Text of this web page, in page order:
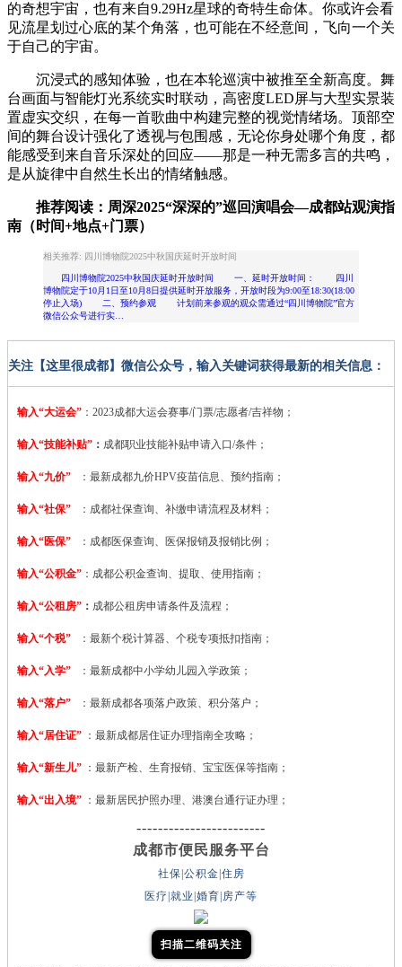
的奇想宇宙，也有来自9.29Hz星球的奇特生命体。你或许会看
见流星划过心底的某个角落，也可能在不经意间，飞向一个关
于自己的宇宙。
沉浸式的感知体验，也在本轮巡演中被推至全新高度。舞
台画面与智能灯光系统实时联动，高密度LED屏与大型实景装
置虚实交织，在每一首歌曲中构建完整的视觉情绪场。顶部空
间的舞台设计强化了透视与包围感，无论你身处哪个角度，都
能感受到来自音乐深处的回应——那是一种无需多言的共鸣，
是从旋律中自然生长出的情绪触感。
推荐阅读：周深2025“深深的”巡回演唱会—成都站观演指
南（时间+地点+门票）
相关推荐: 四川博物院2025中秋国庆延时开放时间
四川博物院2025中秋国庆延时开放时间 一、延时开放时间： 四川
博物院定于10月1日至10月8日提供延时开放服务，开放时段为9:00至18:30(18:00
停止入场) 二、预约参观 计划前来参观的观众需通过“四川博物院”官方
微信公众号进行实…
关注【这里很成都】微信公众号，输入关键词获得最新的相关信息：
输入“大运会” ：2023成都大运会赛事/门票/志愿者/吉祥物；
输入“技能补贴” ： 成都职业技能补贴申请入口/条件；
输入“九价” ：最新成都九价HPV疫苗信息、预约指南；
输入“社保” ：成都社保查询、补缴申请流程及材料；
输入“医保” ：成都医保查询、医保报销及报销比例；
输入“公积金” ：成都公积金查询、提取、使用指南；
输入“公租房” ： 成都公租房申请条件及流程；
输入“个税” ：最新个税计算器、个税专项抵扣指南；
输入“入学” ：最新成都中小学幼儿园入学政策；
输入“落户” ：最新成都各项落户政策、积分落户；
输入“居住证” ：最新成都居住证办理指南全攻略；
输入“新生儿” ：最新产检、生育报销、宝宝医保等指南；
输入“出入境” ：最新居民护照办理、港澳台通行证办理；
------------------------
成都市便民服务平台
社保|公积金|住房
医疗|就业|婚育|房产等
扫描二维码关注